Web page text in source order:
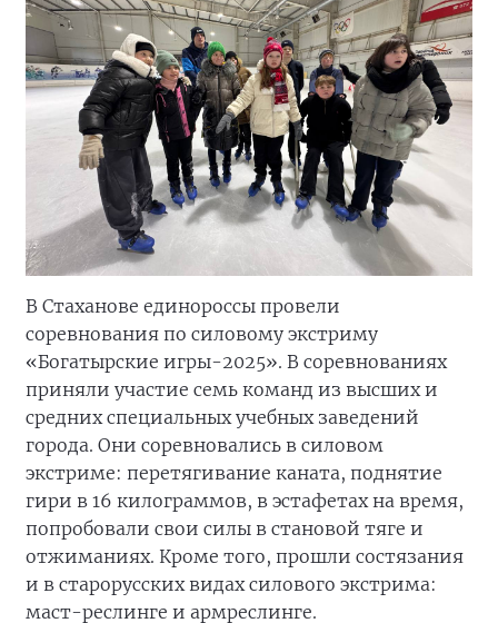
В Стаханове единороссы провели
соревнования по силовому экстриму
«Богатырские игры-2025». В соревнованиях
приняли участие семь команд из высших и
средних специальных учебных заведений
города. Они соревновались в силовом
экстриме: перетягивание каната, поднятие
гири в 16 килограммов, в эстафетах на время,
попробовали свои силы в становой тяге и
отжиманиях. Кроме того, прошли состязания
и в старорусских видах силового экстрима:
маст-реслинге и армреслинге.